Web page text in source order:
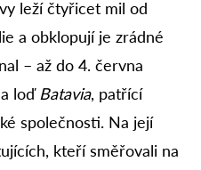
leží čtyřicet mil od
a obklopují je zrádné
– až do 4. června
loď Batavia, patřící
společnosti. Na její
kteří směřovali na